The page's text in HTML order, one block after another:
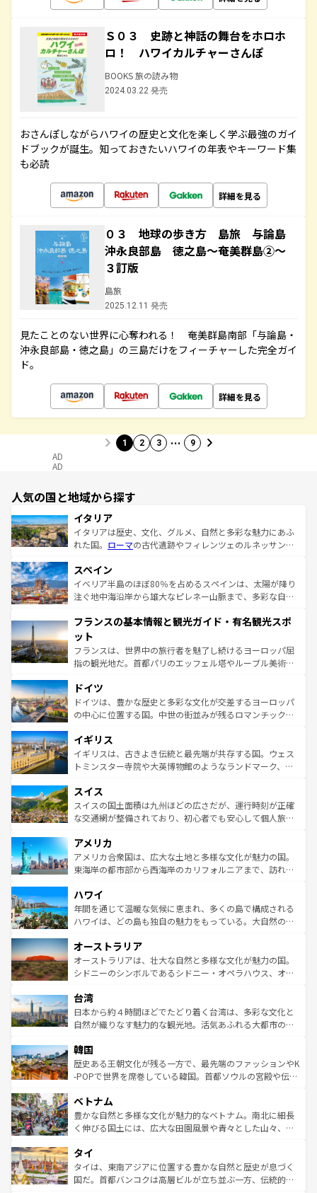
Ｓ０３ 史跡と神話の舞台をホロホ
ロ！ ハワイカルチャーさんぽ
BOOKS 旅の読み物
2024.03.22 発売
おさんぽしながらハワイの歴史と文化を楽しく学ぶ最強のガイ
ドブックが誕生。知っておきたいハワイの年表やキーワード集
も必読
詳細を見る
０３ 地球の歩き方 島旅 与論島
沖永良部島 徳之島～奄美群島②～
３訂版
島旅
2025.12.11 発売
見たことのない世界に心奪われる！ 奄美群島南部「与論島・
沖永良部島・徳之島」の三島だけをフィーチャーした完全ガイ
ド。
詳細を見る
1 2 3 … 9
AD
AD
人気の国と地域から探す
イタリア
イタリアは歴史、文化、グルメ、自然と多彩な魅力にあふ
れた国。 ローマの古代遺跡やフィレンツェのルネッサンス
ろん、トスカーナの美しい田園風景やアマルフィ海岸の絶
景など、自然景観も見逃せない。観光の合間には、本場の
ピザやパスタなど、絶品のイタリア料理を堪能することも
ませてくれるイタリアで、忘れられない旅をしてみよう！
なお、新着のイタリア情報は
しい。
スペイン
イベリア半島のほぼ80％を占めるスペインは、太陽が降り
注ぐ地中海沿岸から雄大なピレネー山脈まで、多彩な自然
文化が根付くこの国では、情熱的なフラメンコ、熱気あふ
れる闘牛、そして美味しいタパスが生活の一部となってい
る。首都マドリードの洗練された雰囲気や、バルセロナの
アートに溢れた街角から、地方では古代ローマ遺跡や中世
せる。地方によって風土や気候が異なるスペインはその個
性で訪れる人を魅了する。 なお、新着のスペイン情報は コ
ンテンツ一覧を参照してほしい。
フランスの基本情報と観光ガイド・有名観光スポ
ット
フランスは、世界中の旅行者を魅了し続けるヨーロッパ屈
指の観光地だ。首都パリのエッフェル塔やルーブル美術館
で、幅広い魅力が詰まっている。華麗な宮殿、歴史的な大
聖堂、美しいビーチ、そして豊かな自然が、訪れる者を心
から魅了する。また、フランスは美食の国としても知ら
いる。シャンパンの発祥地であるランス、プロヴァンスの
香り高いラベンダー畑など、多彩な楽しみ方が可能だ。さ
らに、パリ以外の地域にも魅力が溢れており、どの街角に
れる地方に足を運ぶとそれぞれで全く異なる文化を体験で
きるだろう。 なお、新着のフランス情報はコンテンツ一覧
を参照してほしい。
ドイツ
ドイツは、豊かな歴史と多彩な文化が交差するヨーロッパ
の中心に位置する国。中世の街並みが残るロマンチック街
顔を持つこの国は、どこを歩いても飽きることがない。ベ
ルリンの文化的活気、バイエルン州のアルプスの絶景、そ
してライン川沿いのワイン畑といった風景は必見。ビール
は、お酒好きな人にはぜひ体験してほしい。 なお、新着の
ドイツ情報はコンテンツ一覧を参照してほしい。
イギリス
イギリスは、古きよき伝統と最先端が共存する国。ウェス
トミンスター寺院や大英博物館のようなランドマーク、歴
リアごとに異なる魅力がある。また、優雅なアフタヌーン
ティー、ビール好きにはたまらない英国パブ、サッカー観
戦など、本場だからこそできる体験も豊富。イギリスを旅
ンツ一覧を参照してほしい。
スイス
スイスの国土面積は九州ほどの広さだが、運行時刻が正確
な交通網が整備されており、初心者でも安心して個人旅行
の建物がそのまま残る町や、スイスならではのユニークな
博物館もあり、アルプス観光だけでなく町歩きも満喫する
ことができる。国民の所得が高いため物価も高いが、旅行
ば市内交通費無料で観光を楽しむこともできる。 なお、新
着のスイス情報はコンテンツ一覧 を参照してほしい。
アメリカ
アメリカ合衆国は、広大な土地と多様な文化が魅力の国。
東海岸の都市部から西海岸のカリフォルニアまで、訪れる
のような巨大都市は、観光、ショッピング、エンターテイ
ンメントが詰まった刺激的なスポットだ。一方、アメリカ
西部には大自然が広がり、グランドキャニオンやイエロー
部のニューオーリンズでは、音楽と美食が融合した独特の
文化が魅力。旅行者はアメリカの各地域で異なる魅力を楽
しみながら、その多様性と豊かな歴史を感じることができ
ならではの贅沢な旅のスタイルだ。 なお、新着のアメリカ
情報はコンテンツ一覧を参照してほしい。
ハワイ
年間を通じて温暖な気候に恵まれ、多くの島で構成される
ハワイは、どの島も独自の魅力をもっている。大自然の神
ワイ島は見逃せない。また、定番の観光地といえばオアフ
島だが、静かな自然を求めるならマウイ島やカウアイ島が
おすすめ。エメラルドグリーンに輝く海をはじめ、豊かな
れるおもてなしの心で訪れる人々を迎えてくれるハワイの
人々、おいしいローカルフードやハワイアンミュージッ
ク、伝統的なフラダンスなど、すべてがハワイの魅力を彩
ワイを、存分に味わってほしい。 なお、新着のハワイ情報
はコンテンツ一覧を参照してほしい。
オーストラリア
オーストラリアは、壮大な自然と多様な文化が魅力の国。
シドニーのシンボルであるシドニー・オペラハウス、オー
リアリーフや大陸中央部にそびえるウルル（エアーズロッ
ク）、タスマニアの美しい原生林やケアンズの熱帯雨林な
ど、見どころがたくさん。また、カフェやワイン、オージ
いる。アクティビティも充実しており、サーフィンやダイ
ビング、ハイキングなど、アウトドア好きにはたまらな
い。オーストラリアの多彩な魅力を存分に味わいつくそ
参照してほしい。
台湾
日本から約４時間ほどでたどり着く台湾は、多彩な文化と
自然が織りなす魅力的な観光地。活気あふれる大都市の台
ン）、静ひつな山岳地帯である台湾東部など、都市の喧騒
と山間の静けさが共存しており、訪れる人に新しい発見と
驚きをもたらしてくれる。また、奥深い台湾の食文化も魅
容にもいいと評判のスイーツなど、バラエティ豊かな料理
が味わえる。 なお、新着の台湾情報は コンテンツ一覧を参
照してほしい。
韓国
歴史ある王朝文化が残る一方で、最先端のファッションやK
-POPで世界を席巻している韓国。首都ソウルの宮殿や伝統
き、地方に足を延ばせば四季折々の自然美を楽しむことが
できる。そして、キムチや焼肉、絶品のストリートフード
まで、さまざまな韓国料理が待っている。夜には、韓国な
リティに包まれながら、韓国の多彩な魅力を心ゆくまで味
わってみてほしい。 なお、新着の韓国情報はコンテンツ一
覧を参照してほしい。
ベトナム
豊かな自然と多様な文化が魅力的なベトナム。南北に細長
く伸びる国土には、広大な田園風景や青々とした山々、世
急速な発展と共に伝統が息づく。ハノイの古い町並みやホ
ーチミン市のフランス統治時代の建物も、独特の雰囲気を
醸し出している。また、バラエティの豊かさとおいしさで
タイ
タイは、東南アジアに位置する豊かな自然と歴史が息づく
国だ。首都バンコクは高層ビルが立ち並ぶ一方、伝統的な